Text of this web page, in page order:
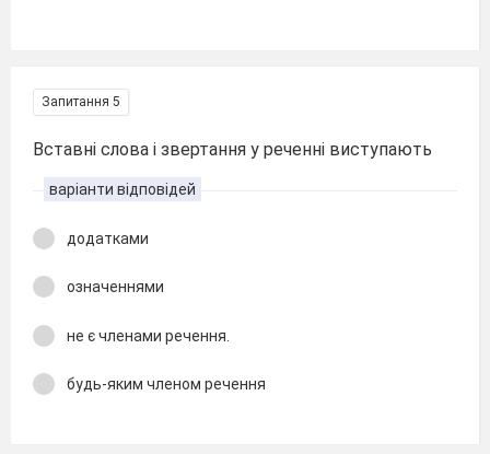
Запитання 5
Вставні слова і звертання у реченні виступають
варіанти відповідей
додатками
означеннями
не є членами речення.
будь-яким членом речення